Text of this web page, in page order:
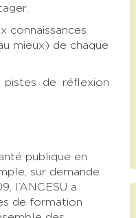
connaissances
mieux) de chaque
pistes de réflexion
publique en
sur demande
l’ANCESU a
de formation